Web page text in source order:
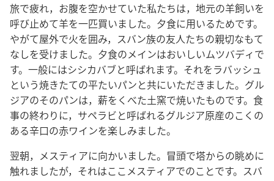
旅で疲れ，お腹を空かせていた私たちは，地元の羊飼いを
呼び止めて羊を一匹買いました。夕食に用いるためです。
やがて屋外で火を囲み，スバン族の友人たちの親切なもて
なしを受けました。夕食のメインはおいしいムツバディで
す。一般にはシシカバブと呼ばれます。それをラバッシュ
という焼きたての平たいパンと共にいただきました。グル
ジアのそのパンは，薪をくべた土窯で焼いたものです。食
事の終わりに，サペラビと呼ばれるグルジア原産のこくの
ある辛口の赤ワインを楽しみました。
翌朝，メスティアに向かいました。冒頭で塔からの眺めに
触れましたが，それはここメスティアでのことです。スバ